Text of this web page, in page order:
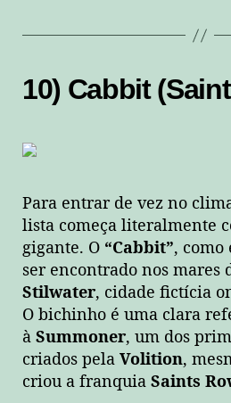
10) Cabbit
Para entrar de vez no
lista começa literalmente
gigante. O “Cabbit”, como
ser encontrado nos mares
Stilwater, cidade fictícia
O bichinho é uma clara
à Summoner, um dos
criados pela Volition,
criou a franquia Saints